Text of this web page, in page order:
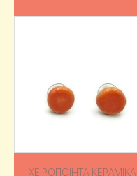
ΧΕΙΡΟΠΟΊΗΤΑ ΚΕΡΑΜΙΚΆ